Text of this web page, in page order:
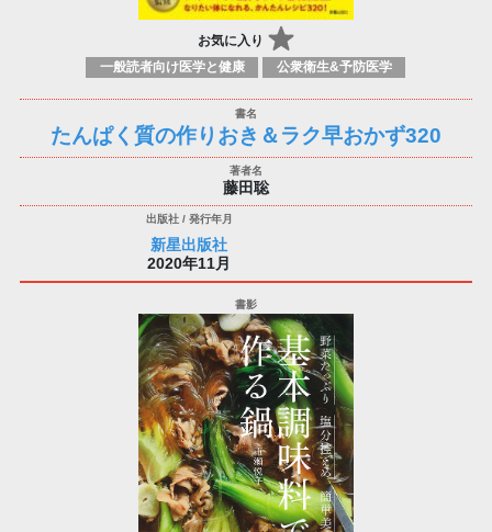
お気に入り
一般読者向け医学と健康 公衆衛生&予防医学
たんぱく質の作りおき＆ラク早おかず320
藤田聡
新星出版社
2020年11月